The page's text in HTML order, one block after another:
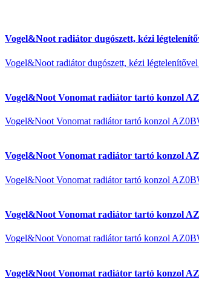
Vogel&Noot radiátor dugószett, kézi
Vogel&Noot radiátor dugószett, kézi légtelenítővel
Vogel&Noot Vonomat radiátor tartó konzol
Vogel&Noot Vonomat radiátor tartó konzol
Vogel&Noot Vonomat radiátor tartó konzol
Vogel&Noot Vonomat radiátor tartó konzol
Vogel&Noot Vonomat radiátor tartó konzol
Vogel&Noot Vonomat radiátor tartó konzol
Vogel&Noot Vonomat radiátor tartó konzol